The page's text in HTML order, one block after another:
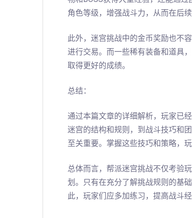
角色等级，增强战斗力，从而在后
此外，迷宫挑战中的金币奖励也不
进行交易。而一些稀有装备和道具
取得更好的成绩。
总结：
通过本篇文章的详细解析，玩家已
迷宫的结构和规则，到战斗技巧和
至关重要。掌握这些技巧和策略，
总体而言，帮派迷宫挑战不仅考验
划。只有在充分了解挑战规则的基
此，玩家们应多加练习，提高战斗